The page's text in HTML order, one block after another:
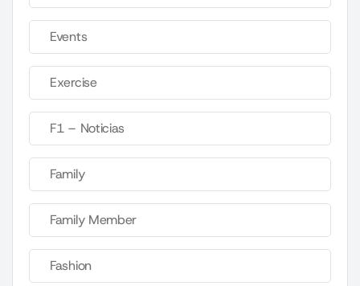
Events
Exercise
F1 – Noticias
Family
Family Member
Fashion